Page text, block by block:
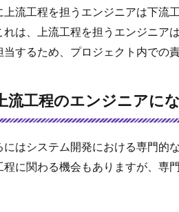
上流工程を担うエンジニアは下流
れは、上流工程を担うエンジニア
当するため、プロジェクト内での
流工程のエンジニアに
にはシステム開発における専門的
程に関わる機会もありますが、専